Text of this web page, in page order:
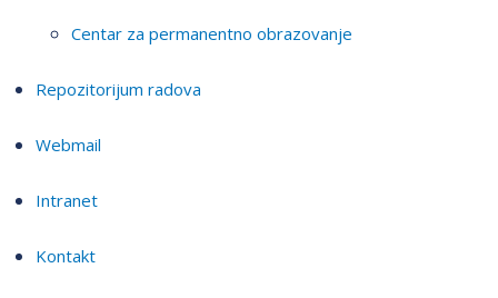
Centar za permanentno obrazovanje
Repozitorijum radova
Webmail
Intranet
Kontakt